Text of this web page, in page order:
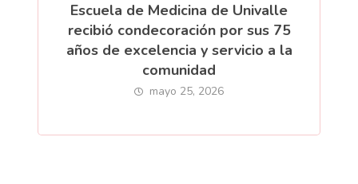
Escuela de Medicina de Univalle
recibió condecoración por sus 75
años de excelencia y servicio a la
comunidad
mayo 25, 2026